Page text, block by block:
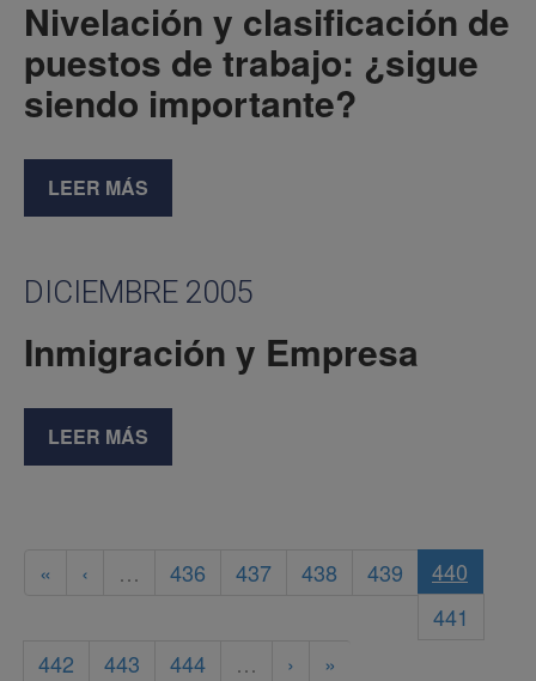
Nivelación y clasificación de
puestos de trabajo: ¿sigue
siendo importante?
LEER MÁS
DICIEMBRE 2005
Inmigración y Empresa
LEER MÁS
« ‹ … 436 437 438 439
440
441
442
443 444 … › »